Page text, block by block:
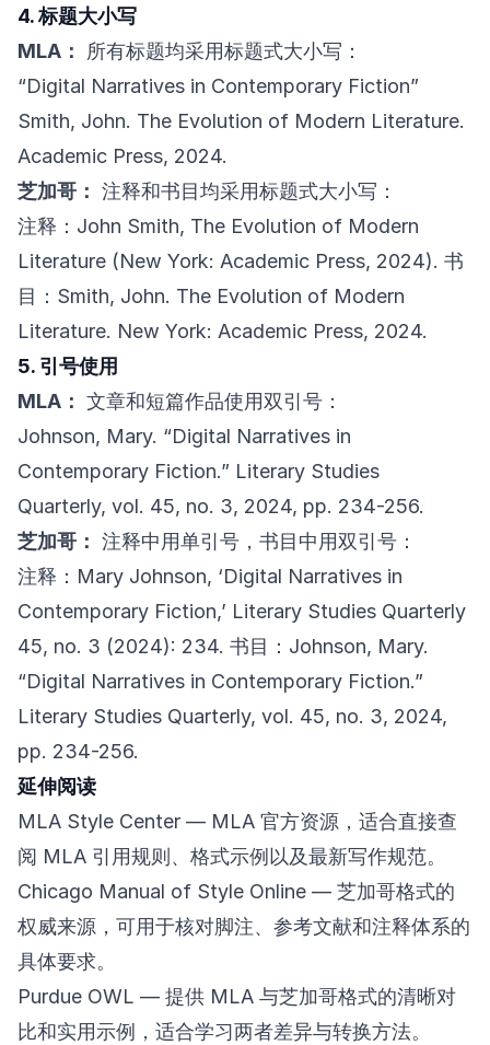
4. 标题大小写
MLA：
所有标题均采用标题式大小写：
“Digital Narratives in Contemporary Fiction”
Smith, John. The Evolution of Modern Literature.
Academic Press, 2024.
芝加哥： 注释和书目均采用标题式大小写：
注释：John Smith, The Evolution of Modern
Literature (New York: Academic Press, 2024). 书
目：Smith, John. The Evolution of Modern
Literature. New York: Academic Press, 2024.
5. 引号使用
MLA： 文章和短篇作品使用双引号：
Johnson, Mary. “Digital Narratives in
Contemporary Fiction.” Literary Studies
Quarterly, vol. 45, no. 3, 2024, pp. 234-256.
芝加哥： 注释中用单引号，书目中用双引号：
注释：Mary Johnson, ‘Digital Narratives in
Contemporary Fiction,’ Literary Studies Quarterly
45, no. 3 (2024): 234. 书目：Johnson, Mary.
“Digital Narratives in Contemporary Fiction.”
Literary Studies Quarterly, vol. 45, no. 3, 2024,
pp. 234-256.
延伸阅读
MLA Style Center — MLA 官方资源，适合直接查
阅 MLA 引用规则、格式示例以及最新写作规范。
Chicago Manual of Style Online — 芝加哥格式的
权威来源，可用于核对脚注、参考文献和注释体系的
具体要求。
Purdue OWL — 提供 MLA 与芝加哥格式的清晰对
比和实用示例，适合学习两者差异与转换方法。